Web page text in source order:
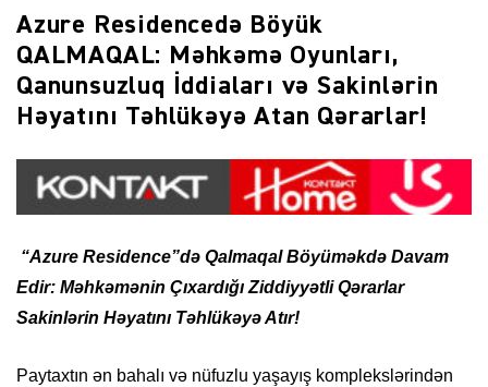
Azure Residencedə Böyük
QALMAQAL: Məhkəmə Oyunları,
Qanunsuzluq İddiaları və Sakinlərin
Həyatını Təhlükəyə Atan Qərarlar!
“Azure Residence”də Qalmaqal Böyüməkdə Davam
Edir: Məhkəmənin Çıxardığı Ziddiyyətli Qərarlar
Sakinlərin Həyatını Təhlükəyə Atır!
​Paytaxtın ən bahalı və nüfuzlu yaşayış komplekslərindən